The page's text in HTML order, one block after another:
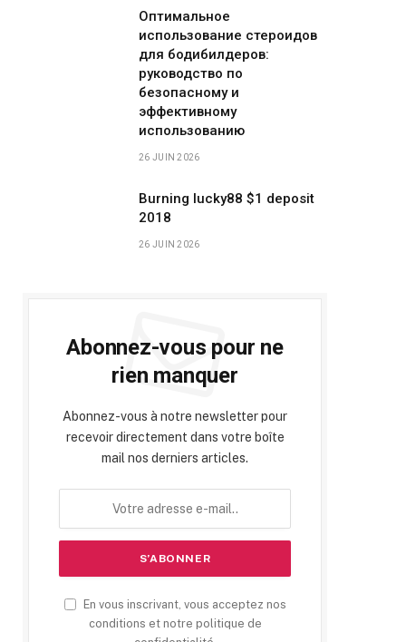
Оптимальное
использование стероидов
для бодибилдеров:
руководство по
безопасному и
эффективному
использованию
26 JUIN 2026
Burning lucky88 $1 deposit
2018
26 JUIN 2026
Abonnez-vous pour ne
rien manquer
Abonnez-vous à notre newsletter pour
recevoir directement dans votre boîte
mail nos derniers articles.
En vous inscrivant, vous acceptez nos
conditions et notre politique de